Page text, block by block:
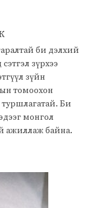
би дэлхий
зүрхээ
зүйн
томоохон
Би
монгол
ажиллаж байна.